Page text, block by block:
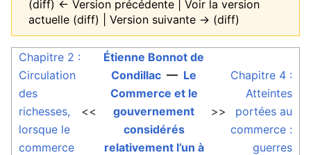
(diff) ← Version précédente | Voir la version
actuelle (diff) | Version suivante → (diff)
Chapitre 2 :
Circulation
des
richesses,
lorsque le
commerce
<<
Étienne Bonnot de
Condillac — Le
Commerce et le
gouvernement
considérés
relativement l’un à
>>
Chapitre 4 :
Atteintes
portées au
commerce :
guerres